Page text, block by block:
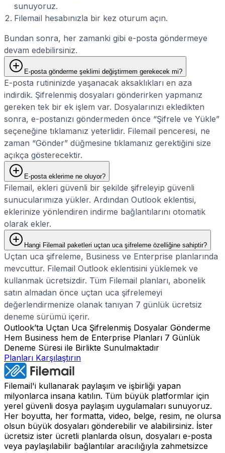
sunuyoruz.
Filemail hesabınızla bir kez oturum açın.
Bundan sonra, her zamanki gibi e-posta göndermeye
devam edebilirsiniz.
E-posta gönderme şeklimi değiştirmem gerekecek mi?
E-posta rutininizde yaşanacak aksaklıkları en aza
indirdik. Şifrelenmiş dosyaları gönderirken yapmanız
gereken tek bir ek işlem var. Dosyalarınızı ekledikten
sonra, e-postanızı göndermeden önce “Şifrele ve Yükle”
seçeneğine tıklamanız yeterlidir. Filemail penceresi, ne
zaman “Gönder” düğmesine tıklamanız gerektiğini size
açıkça gösterecektir.
E-posta eklerime ne oluyor?
Filemail, ekleri güvenli bir şekilde şifreleyip güvenli
sunucularımıza yükler. Ardından Outlook eklentisi,
eklerinize yönlendiren indirme bağlantılarını otomatik
olarak ekler.
Hangi Filemail paketleri uçtan uca şifreleme özelliğine sahiptir?
Uçtan uca şifreleme, Business ve Enterprise planlarında
mevcuttur. Filemail Outlook eklentisini yüklemek ve
kullanmak ücretsizdir. Tüm Filemail planları, abonelik
satın almadan önce uçtan uca şifrelemeyi
değerlendirmenize olanak tanıyan 7 günlük ücretsiz
deneme sürümü içerir.
Outlook’ta Uçtan Uca Şifrelenmiş Dosyalar Gönderme
Hem Business hem de Enterprise Planları 7 Günlük
Deneme Süresi ile Birlikte Sunulmaktadır
Planları Karşılaştırın
Filemail'i kullanarak paylaşım ve işbirliği yapan
milyonlarca insana katılın. Tüm büyük platformlar için
yerel güvenli dosya paylaşım uygulamaları sunuyoruz.
Her boyutta, her formatta, video, belge, resim, ne olursa
olsun büyük dosyaları gönderebilir ve alabilirsiniz. İster
ücretsiz ister ücretli planlarda olsun, dosyaları e-posta
veya paylaşılabilir bağlantılar aracılığıyla zahmetsizce